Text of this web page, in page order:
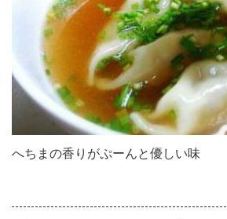
へちまの香りがぷーんと優しい味